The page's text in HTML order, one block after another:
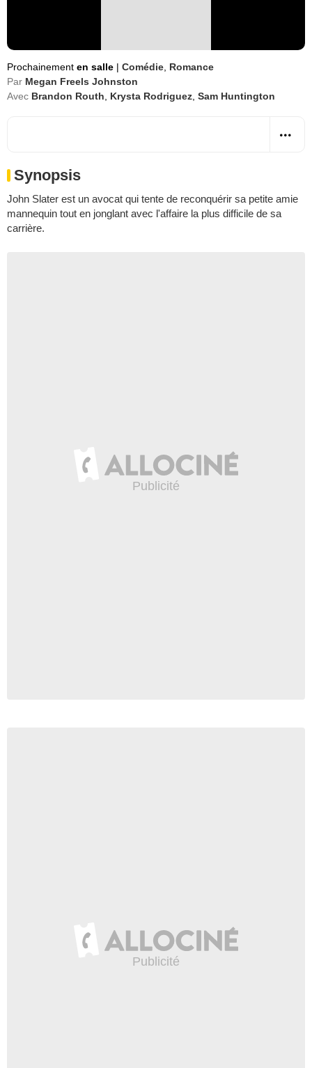
Prochainement en salle | Comédie Romance
Par Megan Freels Johnston
Avec Brandon Routh Krysta Rodriguez Sam Huntington
Synopsis
John Slater est un avocat qui tente de reconquérir sa petite amie
mannequin tout en jonglant avec l'affaire la plus difficile de sa
carrière.